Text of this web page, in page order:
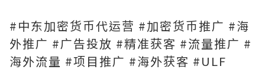
#中东加密货币代运营 #加密货币推广 #海
外推广 #广告投放 #精准获客 #流量推广 #
海外流量 #项目推广 #海外获客 #ULF